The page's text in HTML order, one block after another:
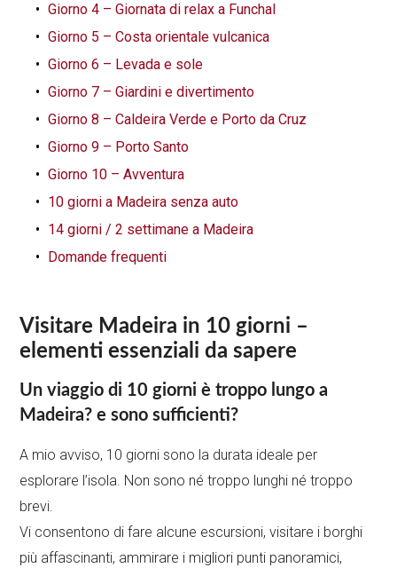
Giorno 4 – Giornata di relax a Funchal
Giorno 5 – Costa orientale vulcanica
Giorno 6 – Levada e sole
Giorno 7 – Giardini e divertimento
Giorno 8 – Caldeira Verde e Porto da Cruz
Giorno 9 – Porto Santo
Giorno 10 – Avventura
10 giorni a Madeira senza auto
14 giorni / 2 settimane a Madeira
Domande frequenti
Visitare Madeira in 10 giorni –
elementi essenziali da sapere
Un viaggio di 10 giorni è troppo lungo a
Madeira? e sono sufficienti?
A mio avviso, 10 giorni sono la durata ideale per
esplorare l’isola. Non sono né troppo lunghi né troppo
brevi.
Vi consentono di fare alcune escursioni, visitare i borghi
più affascinanti, ammirare i migliori punti panoramici,